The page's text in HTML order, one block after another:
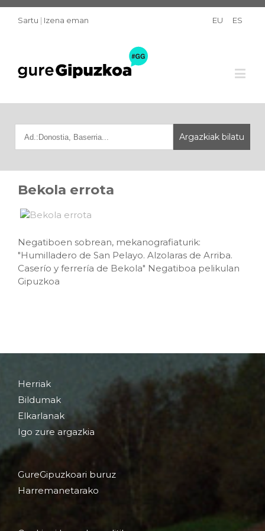
Sartu | Izena eman EU ES
Bekola errota
Negatiboen sobrean, mekanografiaturik:
"Humilladero de San Pelayo. Alzolaras de Arriba.
Caserío y ferrería de Bekola" Negatiboa pelikulan
Gipuzkoa
Herriak
Bildumak
Elkarlanak
Igo zure argazkia
GureGipuzkoari buruz
Harremanetarako